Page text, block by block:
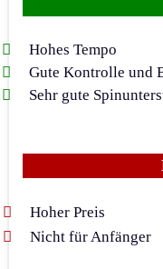
Hohes Tempo
Gute Kontrolle und
Sehr gute
Hoher Preis
Nicht für Anfänger